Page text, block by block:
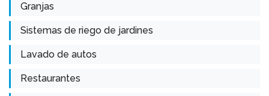
Granjas
Sistemas de riego de jardines
Lavado de autos
Restaurantes